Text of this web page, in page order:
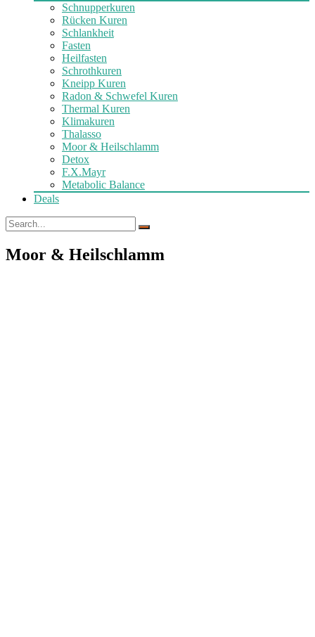
Schnupperkuren
Rücken Kuren
Schlankheit
Fasten
Heilfasten
Schrothkuren
Kneipp Kuren
Radon & Schwefel Kuren
Thermal Kuren
Klimakuren
Thalasso
Moor & Heilschlamm
Detox
F.X.Mayr
Metabolic Balance
Deals
Moor & Heilschlamm